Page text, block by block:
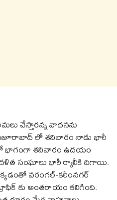
చేస్తార‌న్న వాద‌న‌ను
లో శ‌నివారం నాడు భారీ
భాగంగా శ‌నివారం ఉద‌యం
సంఘాలు భారీ ర్యాలీకి దిగాయి.
వ‌రంగ‌ల్‌-క‌రీంన‌గ‌ర్
కు అంత‌రాయం క‌లిగింది.